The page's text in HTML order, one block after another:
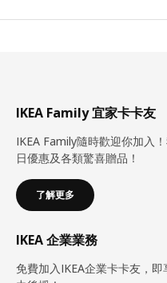
IKEA Family 宜家卡卡友
IKEA Family隨時歡迎你加入
日優惠及各類驚喜贈品！
了解更多
IKEA 企業業務
免費加入IKEA企業卡卡友，